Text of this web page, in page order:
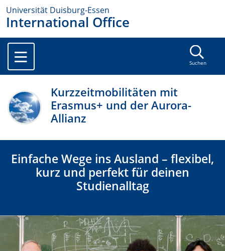
Universität Duisburg-Essen
International Office
Suchen
Kurzzeitmobilitäten mit
Erasmus+ und der Aurora-
Allianz
Einfache Wege ins Ausland – flexibel,
kurz und perfekt für deinen
Studienalltag